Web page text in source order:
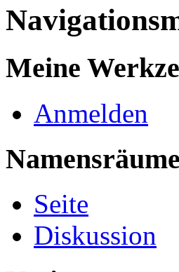
Meine
Anmelden
Namensräume
Seite
Diskussion